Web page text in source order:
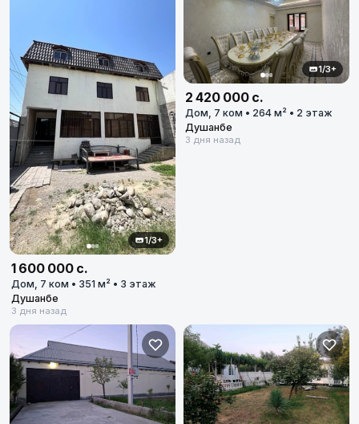
1/3+
1 600 000 с.
Дом, 7 ком • 351 м² • 3 этаж
Душанбе
3 дня назад
1/3+
2 420 000 с.
Дом, 7 ком • 264 м² • 2 этаж
Душанбе
3 дня назад